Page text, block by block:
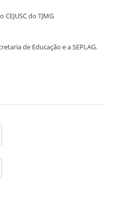
do TJMG
de Educação e a SEPLAG.